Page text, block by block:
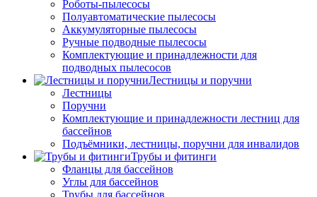
Роботы-пылесосы
Полуавтоматические пылесосы
Аккумуляторные пылесосы
Ручные подводные пылесосы
Комплектующие и принадлежности для
подводных пылесосов
Лестницы и поручни
Лестницы
Поручни
Комплектующие и принадлежности лестниц для
бассейнов
Подъёмники, лестницы, поручни для инвалидов
Трубы и фитинги
Фланцы для бассейнов
Углы для бассейнов
Трубы для бассейнов